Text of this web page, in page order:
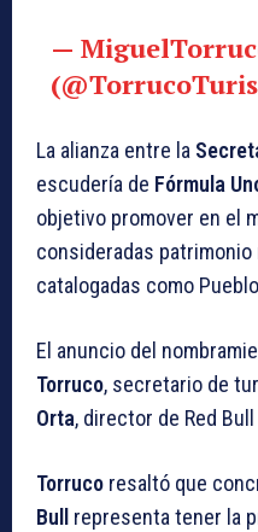
—
La alianza entre la
escudería de Fórmula
objetivo promover en el
consideradas
catalogadas como
El anuncio del
Torruco, secretario de
Orta, director de Red
Torruco resaltó que
Bull
representa tener la